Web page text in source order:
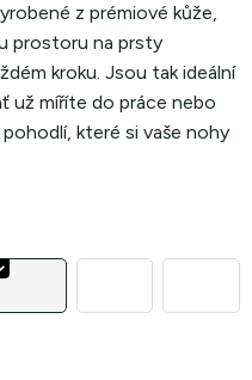
z prémiové kůže,
prostoru na prsty
kroku. Jsou tak ideální
už míříte do práce nebo
které si vaše nohy